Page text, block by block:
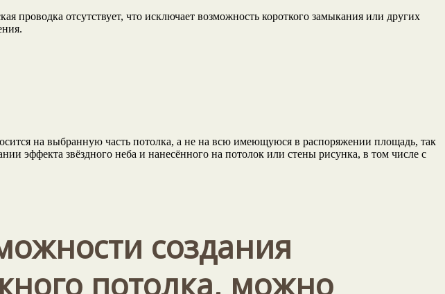
отсутствует, что исключает возможность короткого замыкания или других
на выбранную часть потолка, а не на всю имеющуюся в распоряжении площадь, так
эффекта звёздного неба и нанесённого на потолок или стены рисунка, в том числе с
создания
потолка, можно